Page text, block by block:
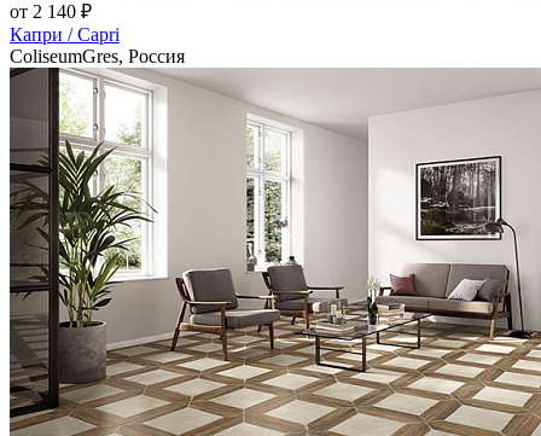
от 2 140 ₽
Капри / Capri
ColiseumGres, Россия